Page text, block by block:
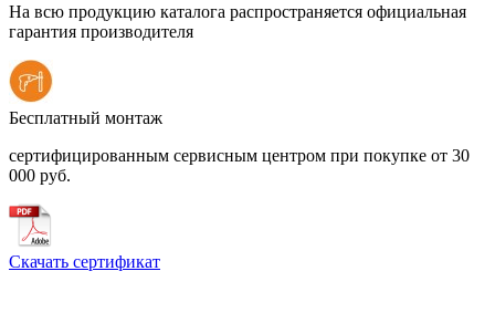
На всю продукцию каталога распространяется официальная
гарантия производителя
Бесплатный монтаж
сертифицированным сервисным центром при покупке от 30
000 руб.
Скачать сертификат